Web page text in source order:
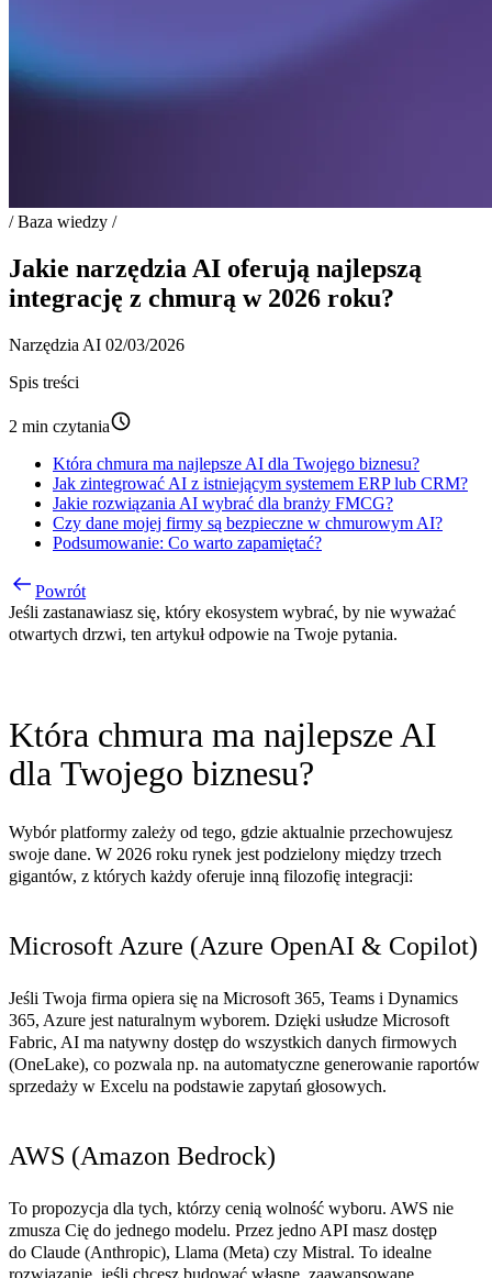
/ Baza wiedzy /
Jakie narzędzia AI oferują najlepszą
integrację z chmurą w 2026 roku?
Narzędzia AI 02/03/2026
Spis treści
2 min czytania
Która chmura ma najlepsze AI dla Twojego biznesu?
Jak zintegrować AI z istniejącym systemem ERP lub CRM?
Jakie rozwiązania AI wybrać dla branży FMCG?
Czy dane mojej firmy są bezpieczne w chmurowym AI?
Podsumowanie: Co warto zapamiętać?
Powrót
Jeśli zastanawiasz się, który ekosystem wybrać, by nie wyważać
otwartych drzwi, ten artykuł odpowie na Twoje pytania.
Która chmura ma najlepsze AI
dla Twojego biznesu?
Wybór platformy zależy od tego, gdzie aktualnie przechowujesz
swoje dane. W 2026 roku rynek jest podzielony między trzech
gigantów, z których każdy oferuje inną filozofię integracji:
Microsoft Azure (Azure OpenAI & Copilot)
Jeśli Twoja firma opiera się na Microsoft 365, Teams i Dynamics
365, Azure jest naturalnym wyborem. Dzięki usłudze Microsoft
Fabric, AI ma natywny dostęp do wszystkich danych firmowych
(OneLake), co pozwala np. na automatyczne generowanie raportów
sprzedaży w Excelu na podstawie zapytań głosowych.
AWS (Amazon Bedrock)
To propozycja dla tych, którzy cenią wolność wyboru. AWS nie
zmusza Cię do jednego modelu. Przez jedno API masz dostęp
do Claude (Anthropic), Llama (Meta) czy Mistral. To idealne